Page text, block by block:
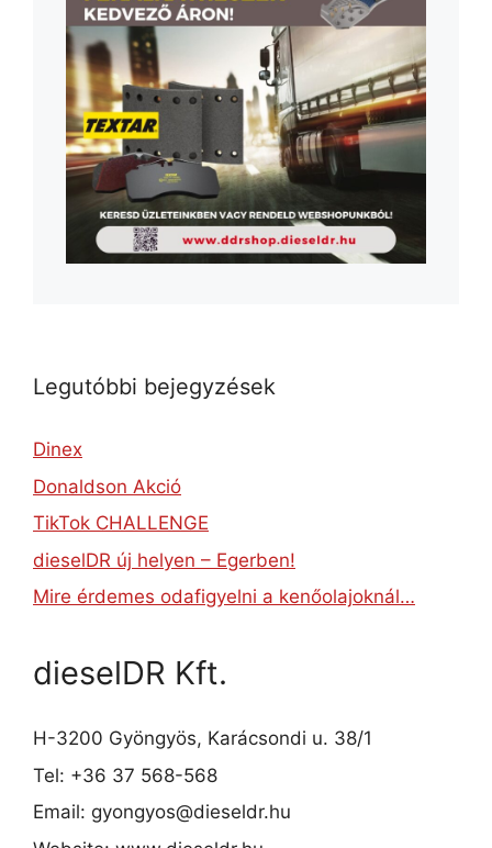
Legutóbbi bejegyzések
Dinex
Donaldson Akció
TikTok CHALLENGE
dieselDR új helyen – Egerben!
Mire érdemes odafigyelni a kenőolajoknál…
dieselDR Kft.
H-3200 Gyöngyös, Karácsondi u. 38/1
Tel: +36 37 568-568
Email: gyongyos@dieseldr.hu